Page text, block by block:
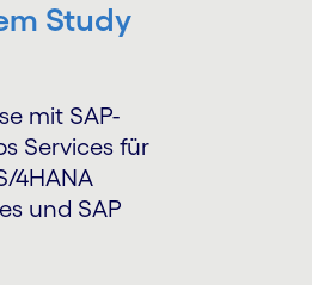
Study
mit SAP-
Services für
4HANA
und SAP